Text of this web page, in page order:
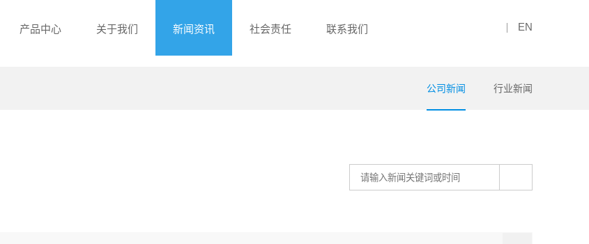
产品中心 关于我们 新闻资讯 社会责任 联系我们 EN
公司新闻 行业新闻